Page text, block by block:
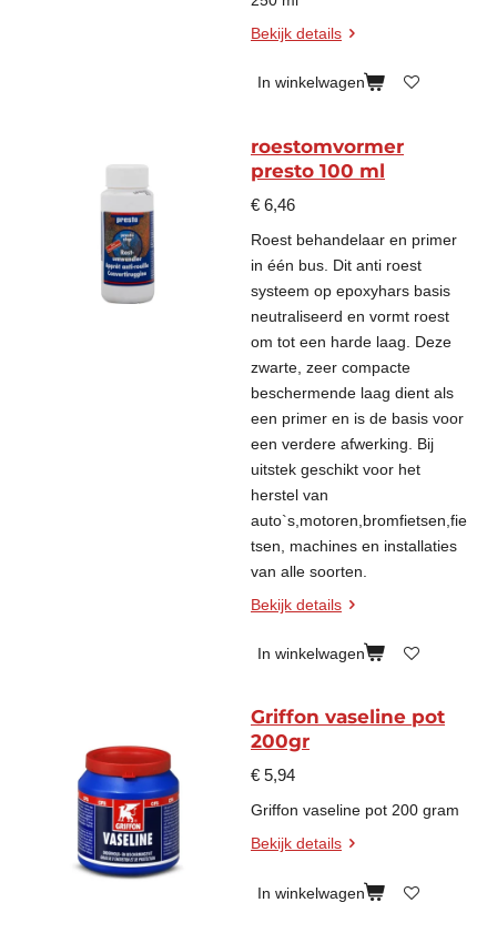
Bekijk details
In winkelwagen
roestomvormer
presto 100 ml
€ 6,46
Roest behandelaar en primer
in één bus. Dit anti roest
systeem op epoxyhars basis
neutraliseerd en vormt roest
om tot een harde laag. Deze
zwarte, zeer compacte
beschermende laag dient als
een primer en is de basis voor
een verdere afwerking. Bij
uitstek geschikt voor het
herstel van
auto`s,motoren,bromfietsen,fie
tsen, machines en installaties
van alle soorten.
Bekijk details
In winkelwagen
Griffon vaseline pot
200gr
€ 5,94
Griffon vaseline pot 200 gram
Bekijk details
In winkelwagen